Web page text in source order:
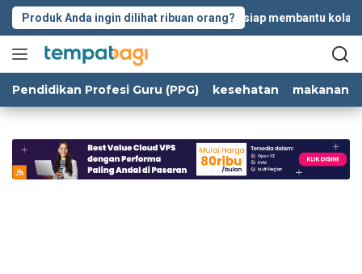
Langsung
Produk Anda ingin dilihat ribuan orang?
Tempatbagi.com siap membantu
Pendidikan Profesi Guru (PPG) kesehatan makanan